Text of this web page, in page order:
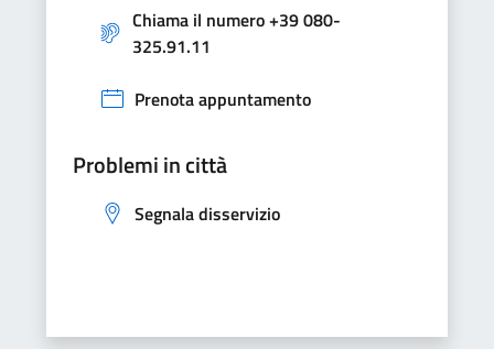
Chiama il numero +39 080-
325.91.11
Prenota appuntamento
Problemi in città
Segnala disservizio